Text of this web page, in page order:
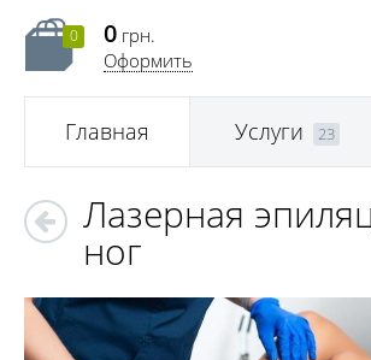
0 0 грн.
Оформить
Главная Услуги 23
Лазерная
ног